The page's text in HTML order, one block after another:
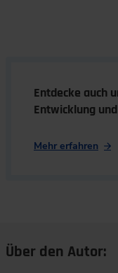
Entdecke auch
Entwicklung
Mehr erfahren
Über den Autor: